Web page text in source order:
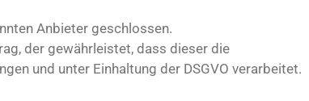
Anbieter geschlossen.
der gewährleistet, dass dieser die
und unter Einhaltung der DSGVO verarbeitet.